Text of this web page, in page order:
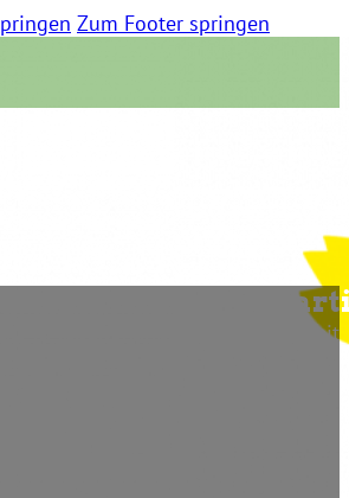
Zum Footer springen
MdL und
| 0 Kommentare | 15:03 Lesezeit